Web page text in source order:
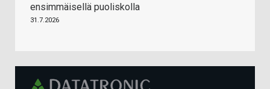
ensimmäisellä puoliskolla
31.7.2026